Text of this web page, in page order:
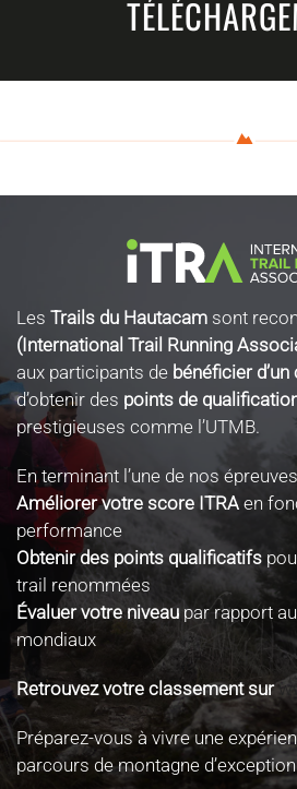
Les Trails du Hautacam sont
(International Trail Running
aux participants de bénéficier
d’obtenir des points de
prestigieuses comme l’UTMB.
En terminant l’une de nos
Améliorer votre score ITRA en
performance
Obtenir des points qualificatifs
trail renommées
Évaluer votre niveau par rapport
mondiaux
Retrouvez votre classement sur
Préparez-vous à vivre une
parcours de montagne